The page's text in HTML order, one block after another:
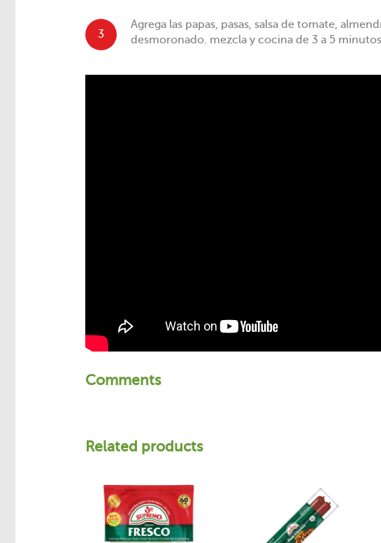
3
Agrega las papas, pasas, salsa de tomate,
desmoronado. mezcla y cocina de 3 a 5
Comments
Related products